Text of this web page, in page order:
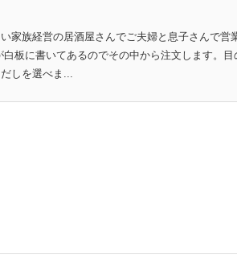
家族経営の居酒屋さんでご夫婦と息子さんで営
板に書いてあるのでその中から注文します。目
しを選べま...